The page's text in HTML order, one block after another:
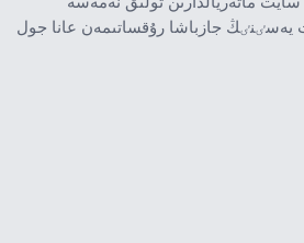
جازباشا رۇقساتىمەن عانا جول